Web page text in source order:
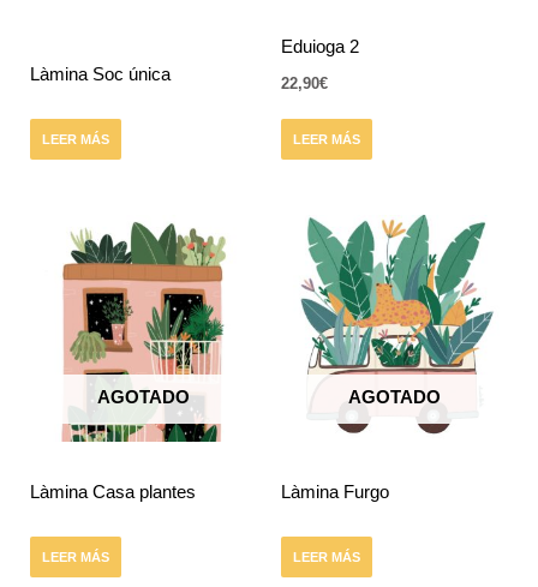
Làmina Soc única
LEER MÁS
Eduioga 2
22,90€
LEER MÁS
AGOTADO
Làmina Casa plantes
LEER MÁS
AGOTADO
Làmina Furgo
LEER MÁS